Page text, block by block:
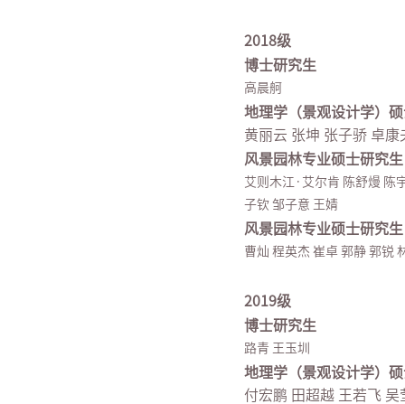
2018级
博士研究生
高晨舸
地理学（景观设计学）
黄丽云 张坤 张子骄 卓康
风景园林专业硕士研究
艾则木江·艾尔肯 陈舒熳 陈
子钦 邹子意 王婧
风景园林专业硕士研究
曹灿 程英杰 崔卓 郭静 郭锐
2019级
博士研究生
路青 王玉圳
地理学（景观设计学）
付宏鹏 田超越 王若飞 吴